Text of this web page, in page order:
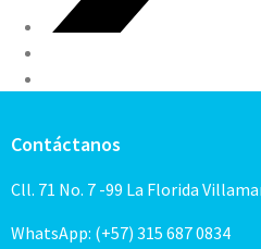
Contáctanos
Cll. 71 No. 7 -99 La Florida
WhatsApp: (+57) 315 687 0834